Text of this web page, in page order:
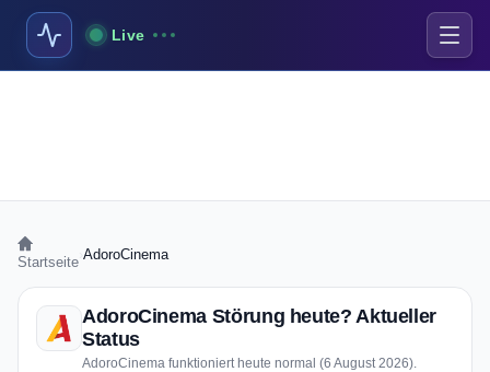
Live
Startseite AdoroCinema
AdoroCinema Störung heute? Aktueller
Status
AdoroCinema funktioniert heute normal (6 August 2026).